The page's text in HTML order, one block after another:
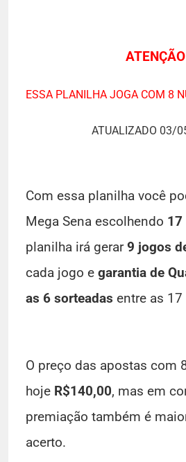
ATENÇÃO
ESSA PLANILHA JOGA COM 8
ATUALIZADO 03/
Com essa planilha você
Mega Sena escolhendo 17
planilha irá gerar9 jogos
cada jogo e garantia de
as 6 sorteadas entre as
O preço das apostas com
hoje R$140,00, mas em
premiação também é
acerto.